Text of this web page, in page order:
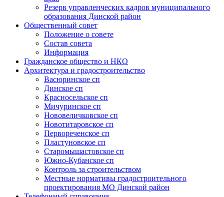
Резерв управленческих кадров муниципального
образования Динской район
Общественный совет
Положение о совете
Состав совета
Информация
Гражданское общество и НКО
Архитектура и градостроительство
Васюринское сп
Динское сп
Красносельское сп
Мичуринское сп
Нововеличковское сп
Новотитаровское сп
Первореченское сп
Пластуновское сп
Старомышастовское сп
Южно-Кубанское сп
Контроль за строительством
Местные нормативы градостроительного
проектирования МО Динской район